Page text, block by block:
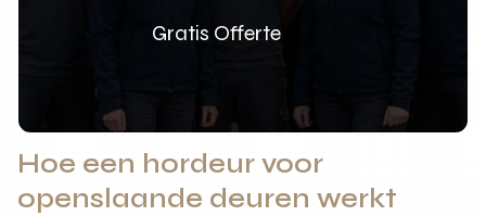
Gratis Offerte
Hoe een hordeur voor
openslaande deuren werkt